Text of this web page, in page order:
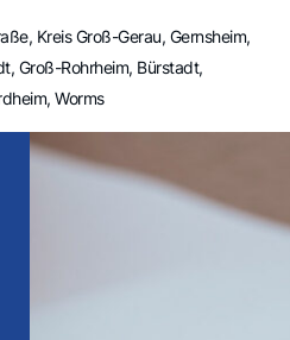
Kreis Groß-Gerau, Gernsheim,
Groß-Rohrheim, Bürstadt,
Worms